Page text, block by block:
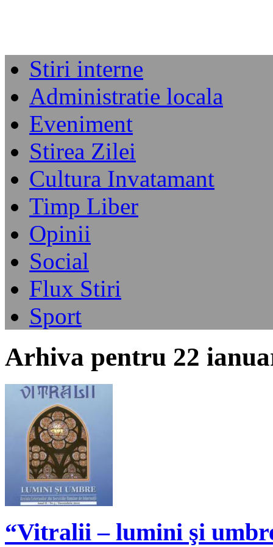
Stiri interne
Administratie locala
Eveniment
Stirea Zilei
Cultura Invatamant
Timp Liber
Opinii
Social
Flux Stiri
Sport
Arhiva pentru 22
“Vitralii – lumini şi